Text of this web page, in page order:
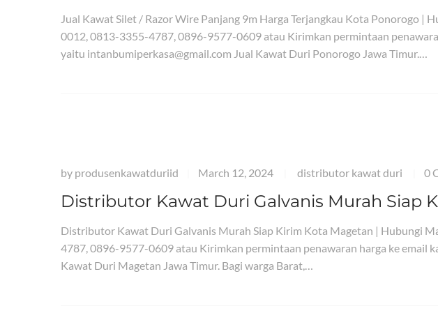
Jual Kawat Silet / Razor Wire Panjang 9m Harga Terjangkau Kota Ponorogo
0012, 0813-3355-4787, 0896-9577-0609 atau Kirimkan permintaan
yaitu intanbumiperkasa@gmail.com Jual Kawat Duri Ponorogo Jawa Timur.…
by produsenkawatduriid March 12, 2024 distributor kawat duri 0
Distributor Kawat Duri Galvanis Murah Siap
Distributor Kawat Duri Galvanis Murah Siap Kirim Kota Magetan | Hubungi
4787, 0896-9577-0609 atau Kirimkan permintaan penawaran harga ke email
Kawat Duri Magetan Jawa Timur. Bagi warga Barat,…